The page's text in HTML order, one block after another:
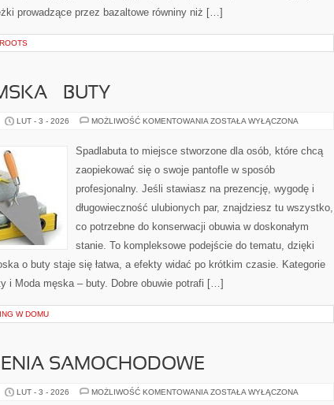
prowadzące przez bazaltowe równiny niż […]
– BUTY
LUT - 3 - 2026 MOŻLIWOŚĆ KOMENTOWANIA MODA
ZOSTAŁA WYŁĄCZONA
Spadlabuta to miejsce stworzone dla osób, które chcą
zaopiekować się o swoje pantofle w sposób
profesjonalny. Jeśli stawiasz na prezencję, wygodę i
długowieczność ulubionych par, znajdziesz tu wszystko,
co potrzebne do konserwacji obuwia w doskonałym
stanie. To kompleksowe podejście do tematu, dzięki
o buty staje się łatwa, a efekty widać po krótkim czasie. Kategorie
i Moda męska – buty. Dobre obuwie potrafi […]
W DOMU
SAMOCHODOWE
LUT - 3 - 2026 MOŻLIWOŚĆ KOMENTOWANIA UBEZPIECZENIA
ZOSTAŁA WYŁĄCZONA